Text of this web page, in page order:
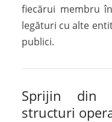
fiecărui membru
legături cu alte
publici.
Sprijin din
structuri